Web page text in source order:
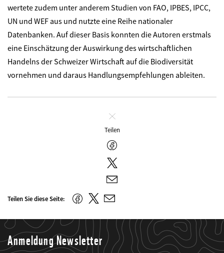
wertete zudem unter anderem Studien von FAO, IPBES, IPCC,
UN und WEF aus und nutzte eine Reihe nationaler
Datenbanken. Auf dieser Basis konnten die Autoren erstmals
eine Einschätzung der Auswirkung des wirtschaftlichen
Handelns der Schweizer Wirtschaft auf die Biodiversität
vornehmen und daraus Handlungsempfehlungen ableiten.
Schliessen
Teilen
Facebook
Twitter
E-
Mail
Teilen Sie diese Seite: FacebookTwitter
E-
Anmeldung Newsletter